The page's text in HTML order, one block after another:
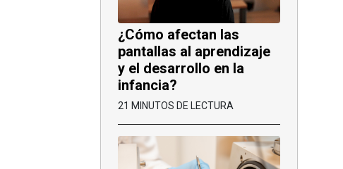
¿Cómo afectan las
pantallas al aprendizaje
y el desarrollo en la
infancia?
21 MINUTOS DE LECTURA